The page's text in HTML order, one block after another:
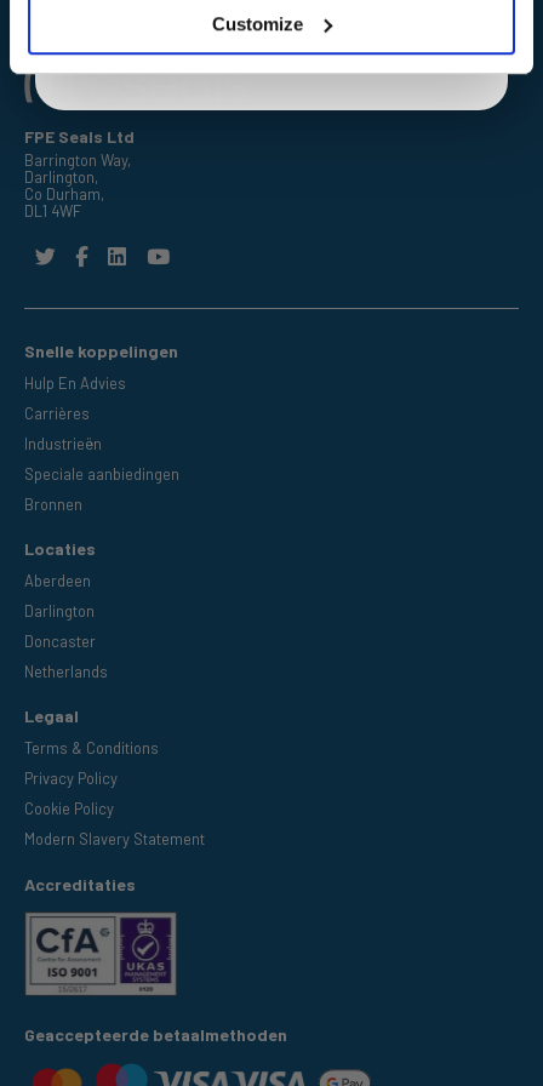
Customize
FPE Seals Ltd
Barrington Way,
Darlington,
Co Durham,
DL1 4WF
Snelle koppelingen
Hulp En Advies
Carrières
Industrieën
Speciale aanbiedingen
Bronnen
Locaties
Aberdeen
Darlington
Doncaster
Netherlands
Legaal
Terms & Conditions
Privacy Policy
Cookie Policy
Modern Slavery Statement
Accreditaties
Geaccepteerde betaalmethoden